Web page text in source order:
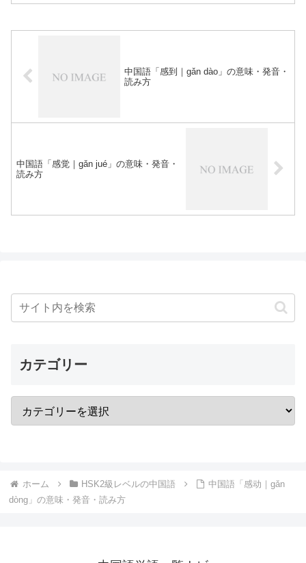
中国語「感到｜gǎn dào」の意味・発音・
読み方
中国語「感觉｜gǎn jué」の意味・発音・
読み方
カテゴリー
ホーム HSK2級レベルの中国語
中国語「感动｜gǎn
dòng」の意味・発音・読み方